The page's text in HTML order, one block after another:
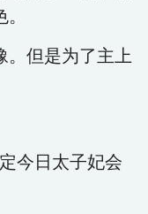
。但是为了主上
今日太子妃会